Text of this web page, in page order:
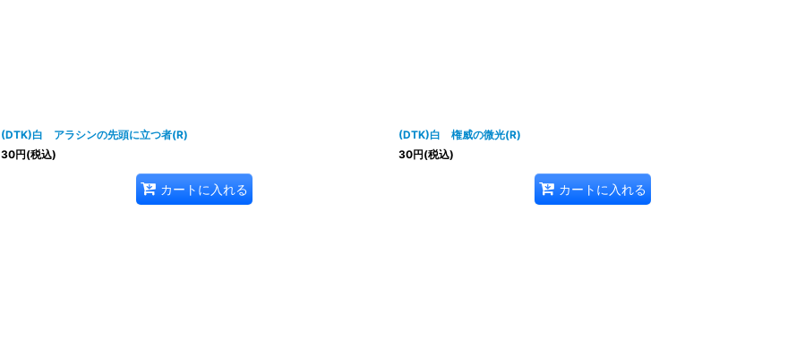
(DTK)白 アラシンの先頭に立つ者(R)
30円(税込)
カートに入れる
(DTK)白 権威の微光(R)
30円(税込)
カートに入れる